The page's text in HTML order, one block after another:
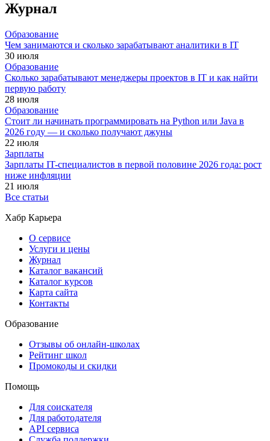
Журнал
Образование
Чем занимаются и сколько зарабатывают аналитики в IT
30 июля
Образование
Сколько зарабатывают менеджеры проектов в IT и как найти
первую работу
28 июля
Образование
Стоит ли начинать программировать на Python или Java в
2026 году — и сколько получают джуны
22 июля
Зарплаты
Зарплаты IT-специалистов в первой половине 2026 года: рост
ниже инфляции
21 июля
Все статьи
Хабр Карьера
О сервисе
Услуги и цены
Журнал
Каталог вакансий
Каталог курсов
Карта сайта
Контакты
Образование
Отзывы об онлайн-школах
Рейтинг школ
Промокоды и скидки
Помощь
Для соискателя
Для работодателя
API сервиса